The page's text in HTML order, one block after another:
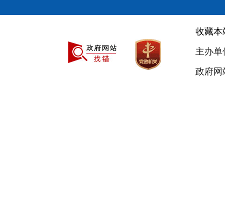
收藏本
主办
政府网